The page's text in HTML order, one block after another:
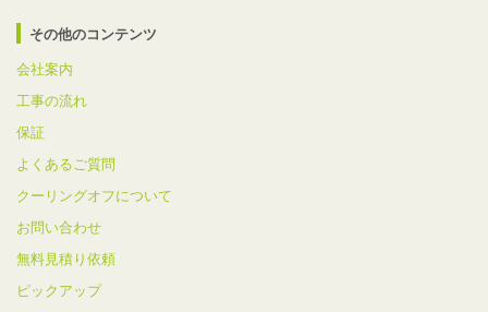
その他のコンテンツ
会社案内
工事の流れ
保証
よくあるご質問
クーリングオフについて
お問い合わせ
無料見積り依頼
ピックアップ